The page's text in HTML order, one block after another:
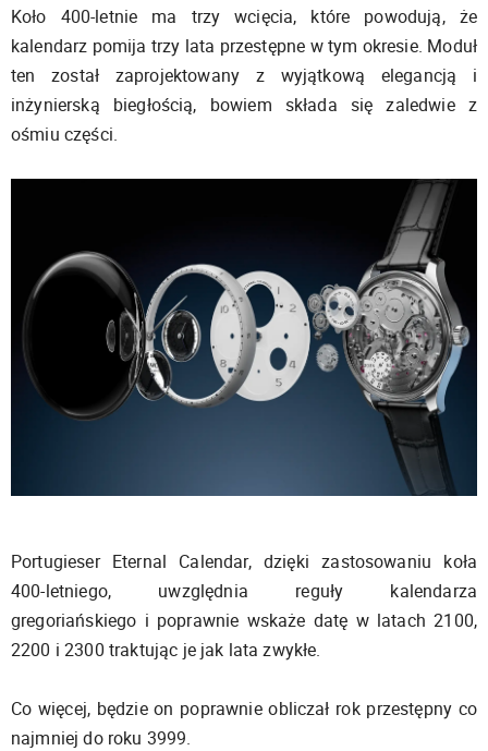
Koło 400-letnie ma trzy wcięcia, które powodują, że
kalendarz pomija trzy lata przestępne w tym okresie. Moduł
ten został zaprojektowany z wyjątkową elegancją i
inżynierską biegłością, bowiem składa się zaledwie z
ośmiu części.
Portugieser Eternal Calendar, dzięki zastosowaniu koła
400-letniego, uwzględnia reguły kalendarza
gregoriańskiego i poprawnie wskaże datę w latach 2100,
2200 i 2300 traktując je jak lata zwykłe.
Co więcej, będzie on poprawnie obliczał rok przestępny co
najmniej do roku 3999.